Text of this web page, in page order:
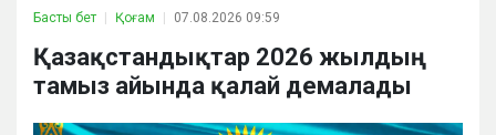
Басты бет Қоғам 07.08.2026 09:59
Қазақстандықтар 2026 жылдың
тамыз айында қалай демалады